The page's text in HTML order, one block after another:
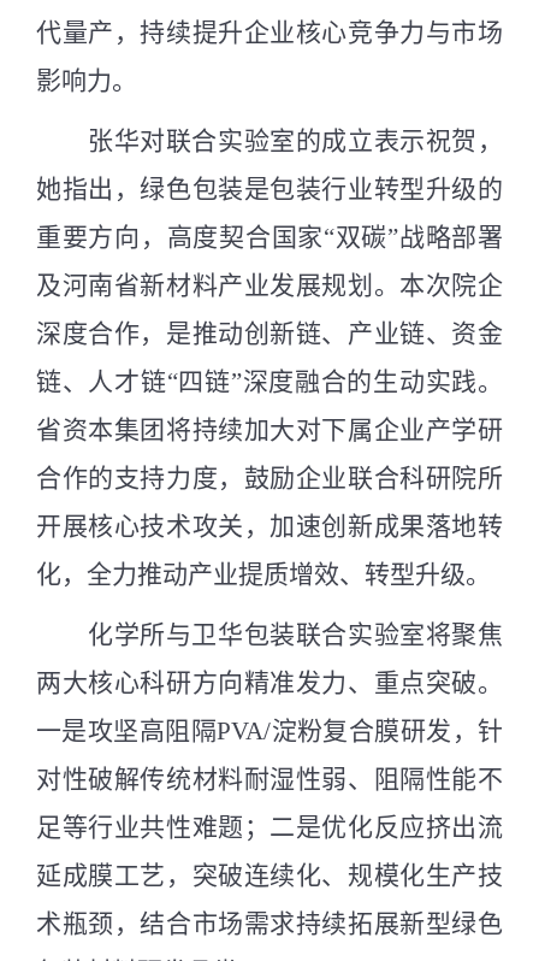
代量产，持续提升企业核心竞争力与市场
影响力。
张华对联合实验室的成立表示祝贺，
她指出，绿色包装是包装行业转型升级的
重要方向，高度契合国家“双碳”战略部署
及河南省新材料产业发展规划。本次院企
深度合作，是推动创新链、产业链、资金
链、人才链“四链”深度融合的生动实践。
省资本集团将持续加大对下属企业产学研
合作的支持力度，鼓励企业联合科研院所
开展核心技术攻关，加速创新成果落地转
化，全力推动产业提质增效、转型升级。
化学所与卫华包装联合实验室将聚焦
两大核心科研方向精准发力、重点突破。
一是攻坚高阻隔PVA/淀粉复合膜研发，针
对性破解传统材料耐湿性弱、阻隔性能不
足等行业共性难题；二是优化反应挤出流
延成膜工艺，突破连续化、规模化生产技
术瓶颈，结合市场需求持续拓展新型绿色